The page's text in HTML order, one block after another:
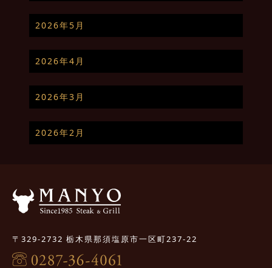
2026年5月
2026年4月
2026年3月
2026年2月
〒329-2732 栃木県那須塩原市一区町237-22